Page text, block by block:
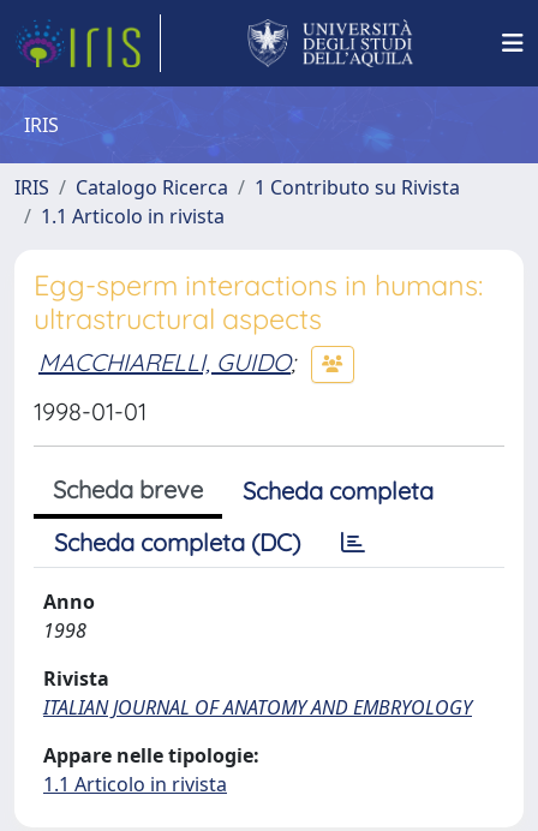
IRIS
IRIS Catalogo Ricerca
1 Contributo su Rivista
1.1 Articolo in rivista
Egg-sperm interactions in humans:
ultrastructural aspects
MACCHIARELLI, GUIDO;
1998-01-01
Scheda breve
Scheda completa
Scheda completa (DC)
Anno
1998
Rivista
ITALIAN JOURNAL OF ANATOMY AND EMBRYOLOGY
Appare nelle tipologie:
1.1 Articolo in rivista